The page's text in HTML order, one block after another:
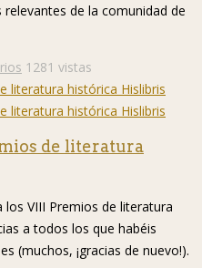
de la comunidad de
1281 vistas
de literatura
VIII Premios de literatura
a todos los que habéis
(muchos, ¡gracias de nuevo!).